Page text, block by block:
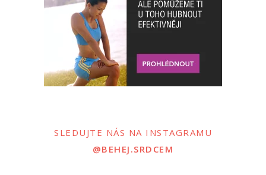
SLEDUJTE NÁS NA INSTAGRAMU
@BEHEJ.SRDCEM